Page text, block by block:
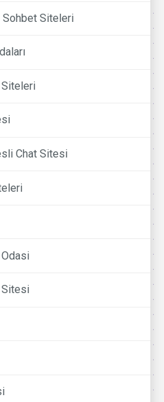
Sohbet Siteleri
Chat Sitesi
Sitesi